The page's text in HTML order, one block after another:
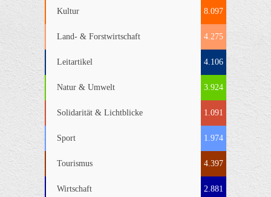
Kultur 8.097
Land- & Forstwirtschaft 4.275
Leitartikel 4.106
Natur & Umwelt 3.924
Solidarität & Lichtblicke 1.091
Sport 1.974
Tourismus 4.397
Wirtschaft 2.881